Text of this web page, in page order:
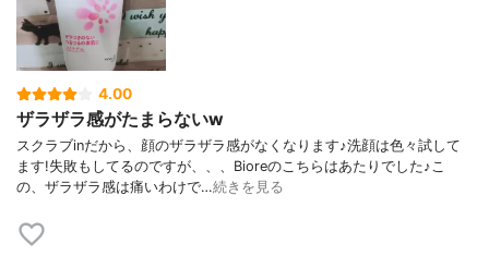
4.00
ザラザラ感がたまらないw
スクラブinだから、顔のザラザラ感がなくなります♪洗顔は色々試して
ます!失敗もしてるのですが、、、Bioreのこちらはあたりでした♪こ
の、ザラザラ感は痛いわけで…続きを見る